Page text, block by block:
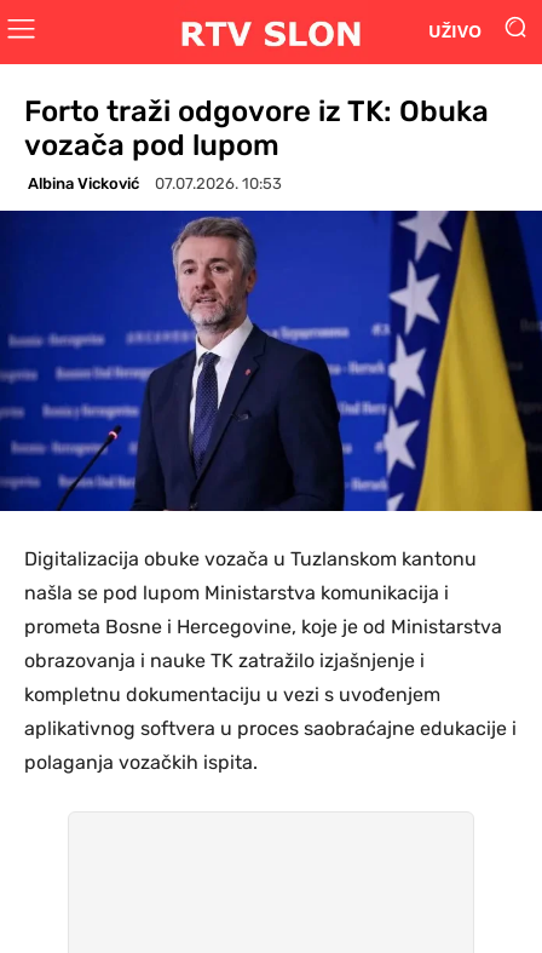
UŽIVO
Forto traži odgovore iz TK: Obuka
vozača pod lupom
Albina Vicković 07.07.2026. 10:53
Digitalizacija obuke vozača u Tuzlanskom kantonu
našla se pod lupom Ministarstva komunikacija i
prometa Bosne i Hercegovine, koje je od Ministarstva
obrazovanja i nauke TK zatražilo izjašnjenje i
kompletnu dokumentaciju u vezi s uvođenjem
aplikativnog softvera u proces saobraćajne edukacije i
polaganja vozačkih ispita.